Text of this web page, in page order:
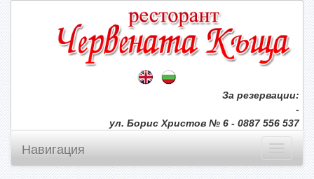
За резервации:
-
ул. Борис Христов № 6 - 0887 556 537
Навигация